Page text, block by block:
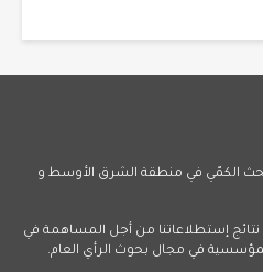
الكمّي في منطقة الشرق الأوسط و
إستطلاعاتنا من أجل المساهمة في
في مجال بحوث الرأي العام.